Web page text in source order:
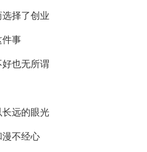
择了创业
事
也无所谓
远的眼光
不经心